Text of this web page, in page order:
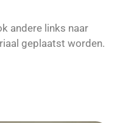
andere links naar
geplaatst worden.